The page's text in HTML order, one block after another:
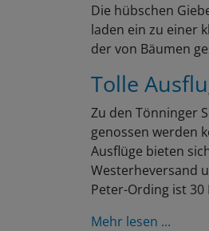
Die hübschen
laden ein zu einer
der von Bäumen
Tolle
Zu den Tönninger
genossen werden
Ausflüge bieten
Westerheversand
Peter-Ording ist
Mehr lesen ...